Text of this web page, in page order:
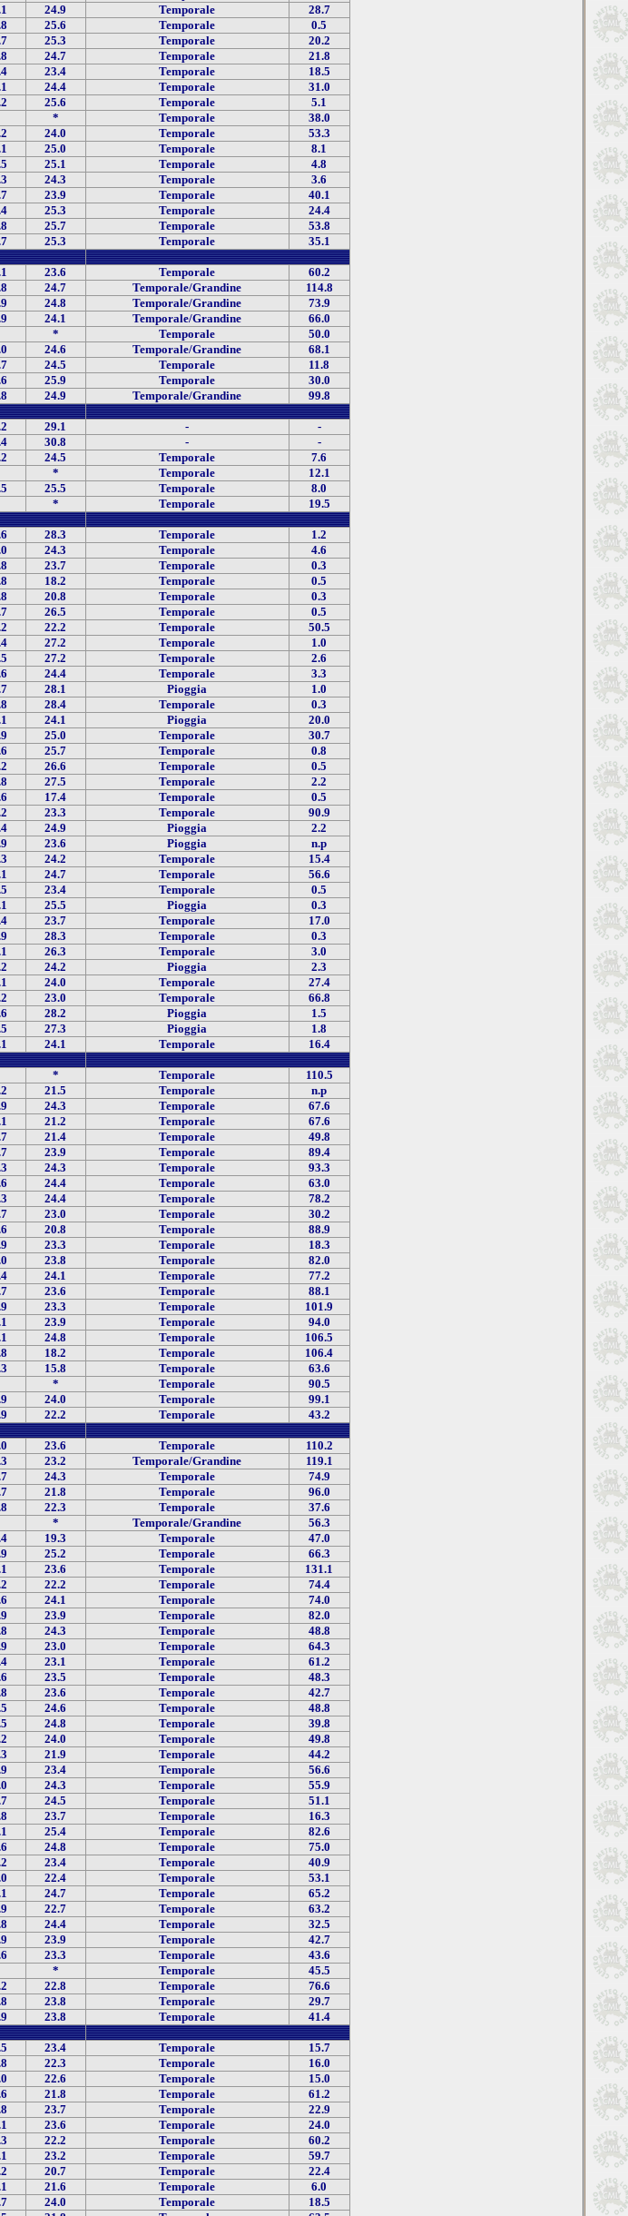
24.9 Temporale
28.7
25.6 Temporale
0.5
25.3 Temporale
20.2
24.7 Temporale
21.8
23.4 Temporale
18.5
24.4 Temporale
31.0
25.6 Temporale
5.1
* Temporale
38.0
24.0 Temporale
53.3
25.0 Temporale
8.1
25.1 Temporale
4.8
24.3 Temporale
3.6
23.9 Temporale
40.1
25.3 Temporale
24.4
25.7 Temporale
53.8
25.3 Temporale
35.1
23.6 Temporale
60.2
24.7 Temporale/Grandine
114.8
24.8 Temporale/Grandine
73.9
24.1 Temporale/Grandine
66.0
* Temporale
50.0
24.6 Temporale/Grandine
68.1
24.5 Temporale
11.8
25.9 Temporale
30.0
24.9 Temporale/Grandine
99.8
29.1 -
-
30.8 -
-
24.5 Temporale
7.6
* Temporale
12.1
25.5 Temporale
8.0
* Temporale
19.5
28.3 Temporale
1.2
24.3 Temporale
4.6
23.7 Temporale
0.3
18.2 Temporale
0.5
20.8 Temporale
0.3
26.5 Temporale
0.5
22.2 Temporale
50.5
27.2 Temporale
1.0
27.2 Temporale
2.6
24.4 Temporale
3.3
28.1 Pioggia
1.0
28.4 Temporale
0.3
24.1 Pioggia
20.0
25.0 Temporale
30.7
25.7 Temporale
0.8
26.6 Temporale
0.5
27.5 Temporale
2.2
17.4 Temporale
0.5
23.3 Temporale
90.9
24.9 Pioggia
2.2
23.6 Pioggia
n.p
24.2 Temporale
15.4
24.7 Temporale
56.6
23.4 Temporale
0.5
25.5 Pioggia
0.3
23.7 Temporale
17.0
28.3 Temporale
0.3
26.3 Temporale
3.0
24.2 Pioggia
2.3
24.0 Temporale
27.4
23.0 Temporale
66.8
28.2 Pioggia
1.5
27.3 Pioggia
1.8
24.1 Temporale
16.4
* Temporale
110.5
21.5 Temporale
n.p
24.3 Temporale
67.6
21.2 Temporale
67.6
21.4 Temporale
49.8
23.9 Temporale
89.4
24.3 Temporale
93.3
24.4 Temporale
63.0
24.4 Temporale
78.2
23.0 Temporale
30.2
20.8 Temporale
88.9
23.3 Temporale
18.3
23.8 Temporale
82.0
24.1 Temporale
77.2
23.6 Temporale
88.1
23.3 Temporale
101.9
23.9 Temporale
94.0
24.8 Temporale
106.5
18.2 Temporale
106.4
15.8 Temporale
63.6
* Temporale
90.5
24.0 Temporale
99.1
22.2 Temporale
43.2
23.6 Temporale
110.2
23.2 Temporale/Grandine
119.1
24.3 Temporale
74.9
21.8 Temporale
96.0
22.3 Temporale
37.6
* Temporale/Grandine
56.3
19.3 Temporale
47.0
25.2 Temporale
66.3
23.6 Temporale
131.1
22.2 Temporale
74.4
24.1 Temporale
74.0
23.9 Temporale
82.0
24.3 Temporale
48.8
23.0 Temporale
64.3
23.1 Temporale
61.2
23.5 Temporale
48.3
23.6 Temporale
42.7
24.6 Temporale
48.8
24.8 Temporale
39.8
24.0 Temporale
49.8
21.9 Temporale
44.2
23.4 Temporale
56.6
24.3 Temporale
55.9
24.5 Temporale
51.1
23.7 Temporale
16.3
25.4 Temporale
82.6
24.8 Temporale
75.0
23.4 Temporale
40.9
22.4 Temporale
53.1
24.7 Temporale
65.2
22.7 Temporale
63.2
24.4 Temporale
32.5
23.9 Temporale
42.7
23.3 Temporale
43.6
* Temporale
45.5
22.8 Temporale
76.6
23.8 Temporale
29.7
23.8 Temporale
41.4
23.4 Temporale
15.7
22.3 Temporale
16.0
22.6 Temporale
15.0
21.8 Temporale
61.2
23.7 Temporale
22.9
23.6 Temporale
24.0
22.2 Temporale
60.2
23.2 Temporale
59.7
20.7 Temporale
22.4
21.6 Temporale
6.0
24.0 Temporale
18.5